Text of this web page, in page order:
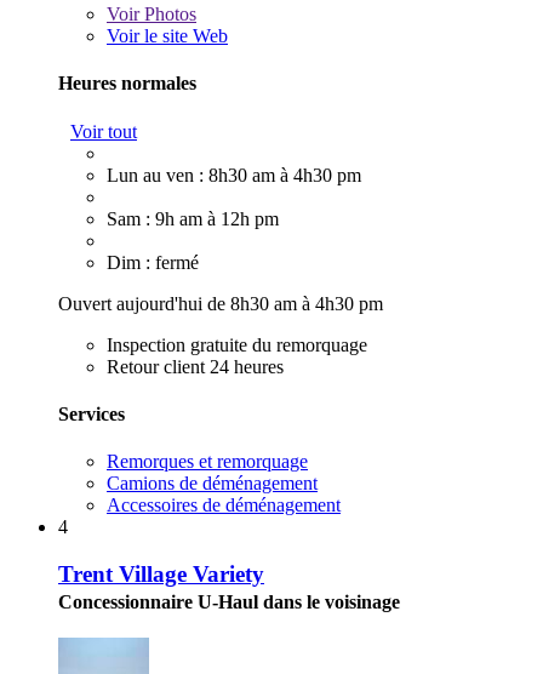
VoirPhotos
Voir le site Web
Heures normales
Voir tout
Lun au ven : 8h30 am à 4h30 pm
Sam : 9h am à 12h pm
Dim : fermé
Ouvert aujourd'hui de 8h30 am à 4h30 pm
Inspection gratuite du remorquage
Retour client 24 heures
Services
Remorques et remorquage
Camions de déménagement
Accessoires de déménagement
4
Trent Village Variety
Concessionnaire U-Haul dans le voisinage